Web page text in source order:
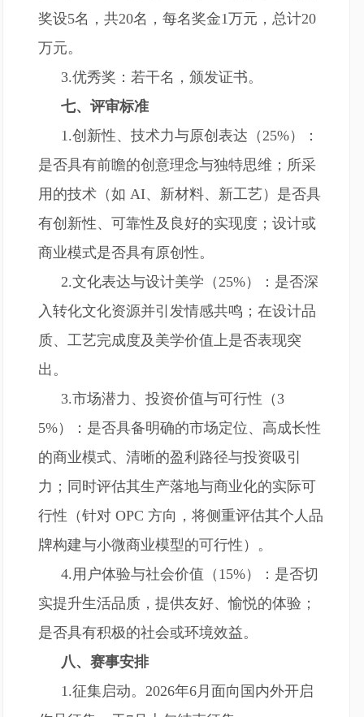
奖设5名，共20名，每名奖金1万元，总计20
万元。
3.优秀奖：若干名，颁发证书。
七、评审标准
1.创新性、技术力与原创表达（25%）：
是否具有前瞻的创意理念与独特思维；所采
用的技术（如 AI、新材料、新工艺）是否具
有创新性、可靠性及良好的实现度；设计或
商业模式是否具有原创性。
2.文化表达与设计美学（25%）：是否深
入转化文化资源并引发情感共鸣；在设计品
质、工艺完成度及美学价值上是否表现突
出。
3.市场潜力、投资价值与可行性（3
5%）：是否具备明确的市场定位、高成长性
的商业模式、清晰的盈利路径与投资吸引
力；同时评估其生产落地与商业化的实际可
行性（针对 OPC 方向，将侧重评估其个人品
牌构建与小微商业模型的可行性）。
4.用户体验与社会价值（15%）：是否切
实提升生活品质，提供友好、愉悦的体验；
是否具有积极的社会或环境效益。
八、赛事安排
1.征集启动。2026年6月面向国内外开启